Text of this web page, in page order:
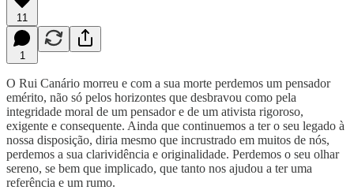
11
1
O Rui Canário morreu e com a sua morte perdemos um pensador
emérito, não só pelos horizontes que desbravou como pela
integridade moral de um pensador e de um ativista rigoroso,
exigente e consequente. Ainda que continuemos a ter o seu legado à
nossa disposição, diria mesmo que incrustrado em muitos de nós,
perdemos a sua clarividência e originalidade. Perdemos o seu olhar
sereno, se bem que implicado, que tanto nos ajudou a ter uma
referência e um rumo.